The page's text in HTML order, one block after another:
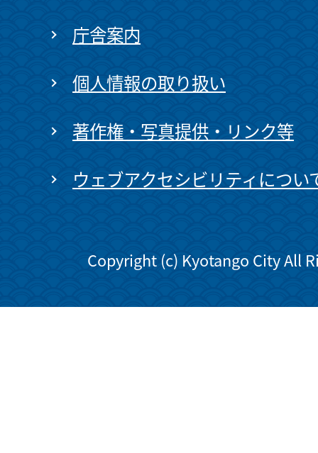
庁舎案内
個人情報の取り扱い
著作権・写真提供・リンク等
ウェブアクセシビリティについ
Copyright (c) Kyotango City All